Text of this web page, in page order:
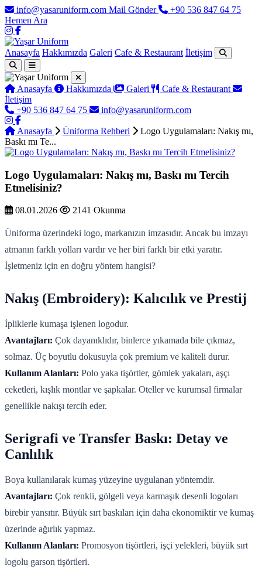
info@yasaruniform.com Mail Gönder
+90 536 847 64 75
Hemen Ara
Anasayfa Hakkımızda Galeri Cafe & Restaurant İletişim
Anasayfa Hakkımızda Galeri
Cafe & Restaurant
İletişim
+90 536 847 64 75
info@yasaruniform.com
Anasayfa Üniforma Rehberi
Logo Uygulamaları: Nakış mı,
Baskı mı Te...
Logo Uygulamaları: Nakış mı, Baskı mı Tercih
Etmelisiniz?
08.01.2026 2141 Okunma
Üniforma üzerindeki logo, markanızın imzasıdır. Ancak bu imzayı
atmanın farklı yolları vardır ve her biri farklı bir etki yaratır.
İşletmeniz için en doğru yöntem hangisi?
Nakış (Embroidery): Kalıcılık ve Prestij
İpliklerle kumaşa işlenen logodur.
Avantajları: Çok dayanıklıdır, binlerce yıkamada bile çıkmaz,
solmaz. Üç boyutlu dokusuyla çok premium ve kaliteli durur.
Kullanım Alanları: Polo yaka tişörtler, gömlek yakaları, aşçı
ceketleri, kışlık montlar ve şapkalar. Oteller ve kurumsal firmalar
genellikle nakışı tercih eder.
Serigrafi ve Transfer Baskı: Detay ve
Canlılık
Boya kullanılarak kumaş yüzeyine uygulanan yöntemdir.
Avantajları: Çok renkli, gölgeli veya karmaşık desenli logoları
birebir yansıtır. Büyük sırt baskıları için daha ekonomiktir ve kumaş
üzerinde ağırlık yapmaz.
Kullanım Alanları: Promosyon tişörtleri, işçi yelekleri, büyük sırt
logolu garson tişörtleri.